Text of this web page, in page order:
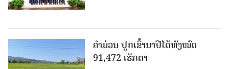
ຄໍາມ່ວນ ປູກເຂົ້ານາປີໄດ້ທັງໝົດ
91,472 ເຮັກຕາ